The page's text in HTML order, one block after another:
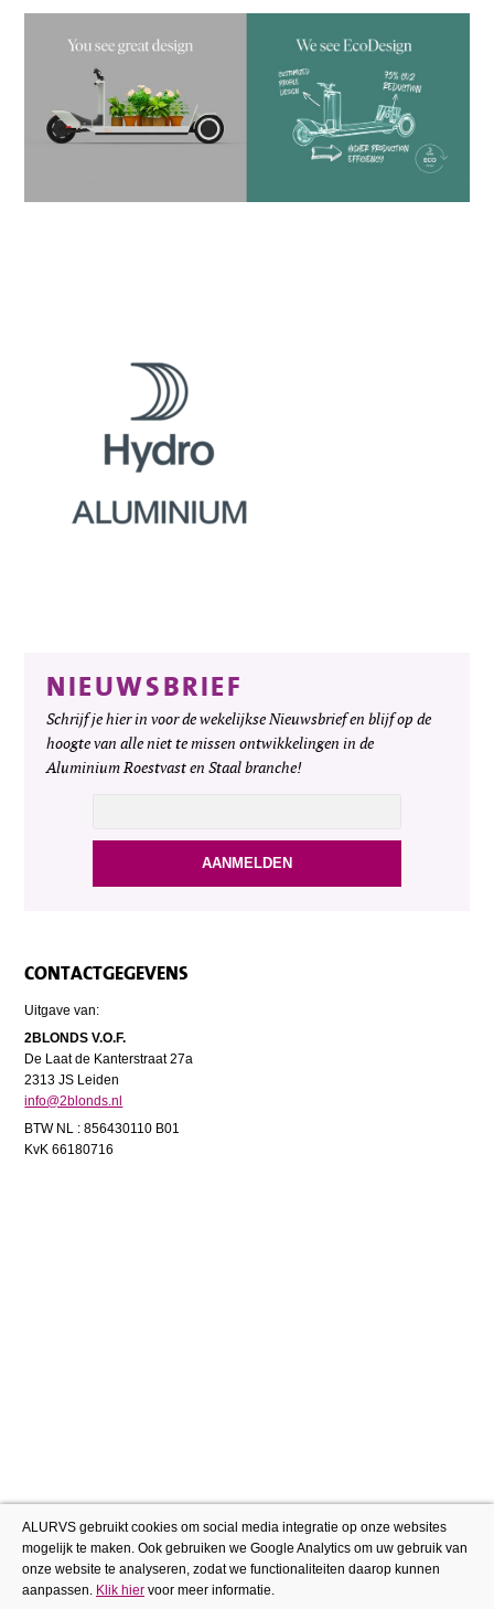
NIEUWSBRIEF
Schrijf je hier in voor de wekelijkse Nieuwsbrief en blijf op de
hoogte van alle niet te missen ontwikkelingen in de
Aluminium Roestvast en Staal branche!
CONTACTGEGEVENS
Uitgave van:
2BLONDS V.O.F.
De Laat de Kanterstraat 27a
2313 JS Leiden
info@2blonds.nl
BTW NL : 856430110 B01
KvK 66180716
ALURVS gebruikt cookies om social media integratie op onze websites
mogelijk te maken. Ook gebruiken we Google Analytics om uw gebruik van
onze website te analyseren, zodat we functionaliteiten daarop kunnen
aanpassen. Klik hier voor meer informatie.